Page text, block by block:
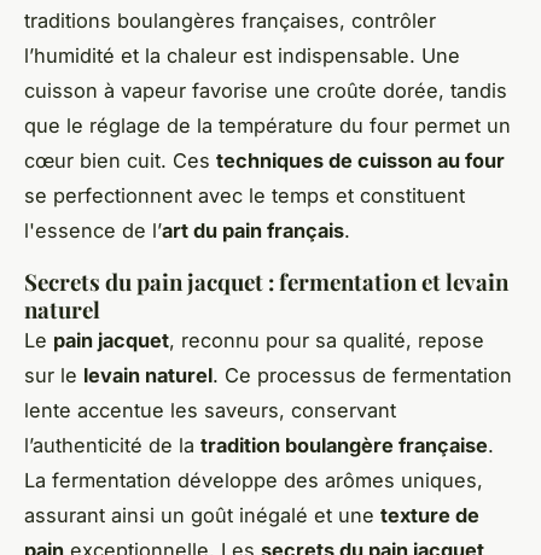
traditions boulangères françaises, contrôler
l’humidité et la chaleur est indispensable. Une
cuisson à vapeur favorise une croûte dorée, tandis
que le réglage de la température du four permet un
cœur bien cuit. Ces techniques de cuisson au four
se perfectionnent avec le temps et constituent
l'essence de l’art du pain français.
Secrets du pain jacquet : fermentation et levain
naturel
Le pain jacquet, reconnu pour sa qualité, repose
sur le levain naturel. Ce processus de fermentation
lente accentue les saveurs, conservant
l’authenticité de la tradition boulangère française.
La fermentation développe des arômes uniques,
assurant ainsi un goût inégalé et une texture de